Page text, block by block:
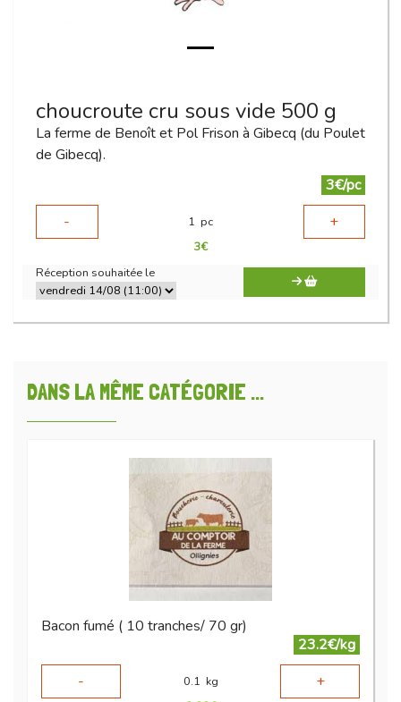
choucroute cru sous vide 500 g
La ferme de Benoît et Pol Frison à Gibecq (du Poulet
de Gibecq).
3€/pc
-
1 pc +
3€
Réception souhaitée le
DANS LA MÊME CATÉGORIE ...
Bacon fumé ( 10 tranches/ 70 gr)
23.2€/kg
-
0.1 kg +